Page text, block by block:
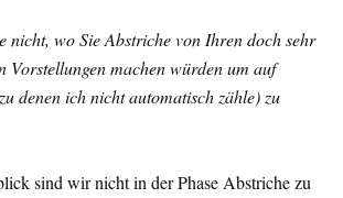
nicht, wo Sie Abstriche von Ihren doch sehr
Vorstellungen machen würden um auf
denen ich nicht automatisch zähle) zu
sind wir nicht in der Phase Abstriche zu